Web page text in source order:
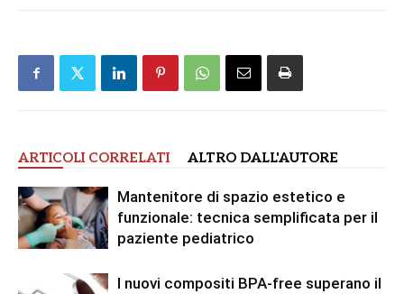
ARTICOLI CORRELATI ALTRO DALL'AUTORE
Mantenitore di spazio estetico e
funzionale: tecnica semplificata per il
paziente pediatrico
I nuovi compositi BPA-free superano il